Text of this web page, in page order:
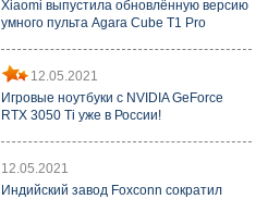
Xiaomi выпустила обновлённую версию
умного пульта Agara Cube T1 Pro
12.05.2021
Игровые ноутбуки с NVIDIA GeForce
RTX 3050 Ti уже в России!
12.05.2021
Индийский завод Foxconn сократил